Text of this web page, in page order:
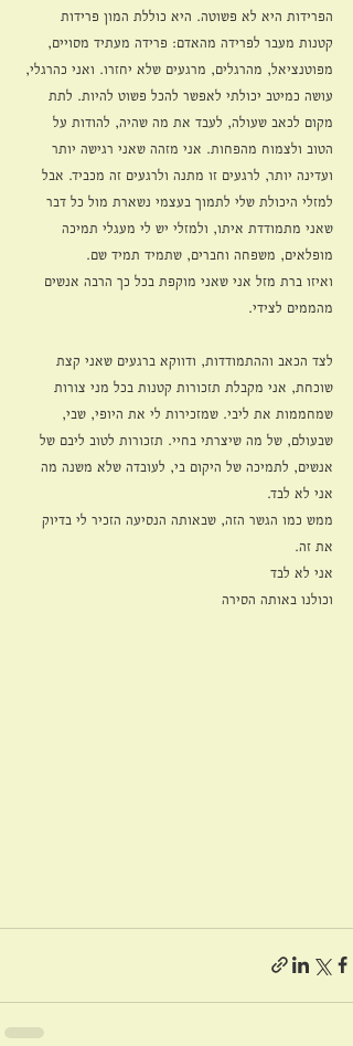
הפרידות היא לא פשוטה. היא כוללת המון פרידות
קטנות מעבר לפרידה מהאדם: פרידה מעתיד מסויים,
מפוטנציאל, מהרגלים, מרגעים שלא יחזרו. ואני כהרגלי,
עושה כמיטב יכולתי לאפשר להכל פשוט להיות. לתת
מקום לכאב שעולה, לעבד את מה שהיה, להודות על
הטוב ולצמוח מהפחות. אני מזהה שאני רגישה יותר
ועדינה יותר, לרגעים זו מתנה ולרגעים זה מכביד. אבל
למזלי היכולת שלי לתמוך בעצמי נשארת מול כל דבר
שאני מתמודדת איתו, ולמזלי יש לי מעגלי תמיכה
מופלאים, משפחה וחברים, שתמיד תמיד שם.
ואיזו ברת מזל אני שאני מוקפת בכל כך הרבה אנשים
מהממים לצידי.
לצד הכאב וההתמודדות, ודווקא ברגעים שאני קצת
שוכחת, אני מקבלת תזכורות קטנות בכל מני צורות
שמחממות את ליבי. שמזכירות לי את היופי, שבי,
שבעולם, של מה שיצרתי בחיי. תזכורות לטוב ליבם של
אנשים, לתמיכה של היקום בי, לעובדה שלא משנה מה
אני לא לבד.
ממש כמו הגשר הזה, שבאותה הנסיעה הזכיר לי בדיוק
את זה.
אני לא לבד
וכולנו באותה הסירה